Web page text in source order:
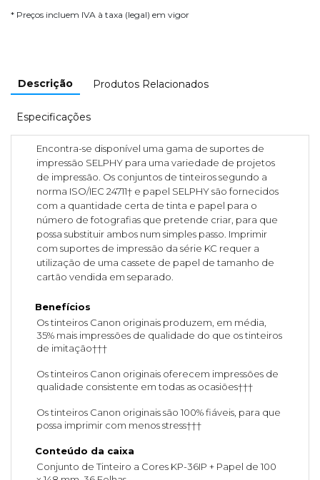
* Preços incluem IVA à taxa (legal) em vigor
Descrição Produtos Relacionados
Especificações
Encontra-se disponível uma gama de suportes de
impressão SELPHY para uma variedade de projetos
de impressão. Os conjuntos de tinteiros segundo a
norma ISO/IEC 24711† e papel SELPHY são fornecidos
com a quantidade certa de tinta e papel para o
número de fotografias que pretende criar, para que
possa substituir ambos num simples passo. Imprimir
com suportes de impressão da série KC requer a
utilização de uma cassete de papel de tamanho de
cartão vendida em separado.
Benefícios
Os tinteiros Canon originais produzem, em média,
35% mais impressões de qualidade do que os tinteiros
de imitação†††
Os tinteiros Canon originais oferecem impressões de
qualidade consistente em todas as ocasiões†††
Os tinteiros Canon originais são 100% fiáveis, para que
possa imprimir com menos stress†††
Conteúdo da caixa
Conjunto de Tinteiro a Cores KP-36IP + Papel de 100